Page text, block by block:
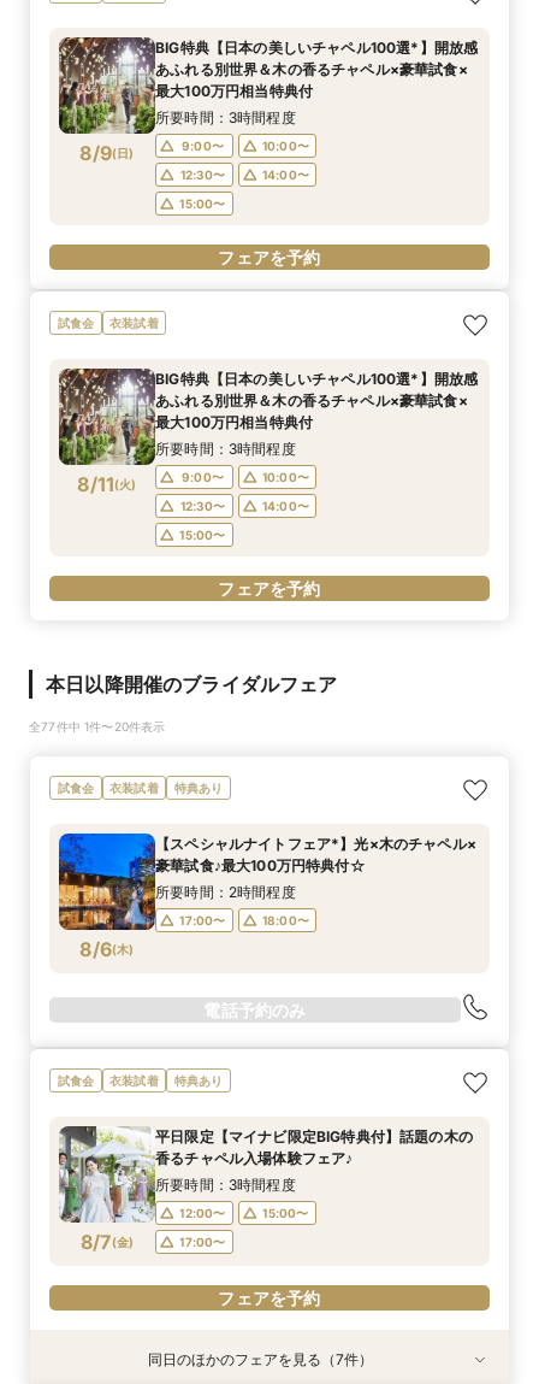
8/9(日)
BIG特典【日本の美しいチャペル100選*】開放感
あふれる別世界＆木の香るチャペル×豪華試食×
最大100万円相当特典付
所要時間：3時間程度
9:00〜
10:00〜
12:30〜
14:00〜
15:00〜
フェアを予約
試食会 衣装試着
8/11(火)
BIG特典【日本の美しいチャペル100選*】開放感
あふれる別世界＆木の香るチャペル×豪華試食×
最大100万円相当特典付
所要時間：3時間程度
9:00〜
10:00〜
12:30〜
14:00〜
15:00〜
フェアを予約
本日以降開催のブライダルフェア
全77件中 1件〜20件表示
試食会 衣装試着 特典あり
8/6(木)
【スペシャルナイトフェア*】光×木のチャペル×
豪華試食♪最大100万円特典付☆
所要時間：2時間程度
17:00〜 18:00〜
電話予約のみ
試食会 衣装試着 特典あり
8/7(金)
平日限定【マイナビ限定BIG特典付】話題の木の
香るチャペル入場体験フェア♪
所要時間：3時間程度
12:00〜
15:00〜
17:00〜
フェアを予約
衣装試着 特典あり
衣装試着 特典あり
衣装試着 特典あり
特典あり
衣装試着 特典あり
特典あり
衣装試着 特典あり
同日のほかのフェアを見る（7件）